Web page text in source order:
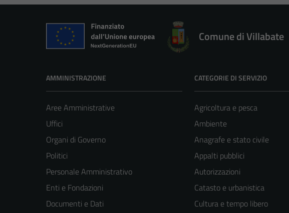
Comune di Villabate
AMMINISTRAZIONE
Aree Amministrative
Uffici
Organi di Governo
Politici
Personale Amministrativo
Enti e Fondazioni
Documenti e Dati
CATEGORIE DI SERVIZIO
Agricoltura e pesca
Ambiente
Anagrafe e stato civile
Appalti pubblici
Autorizzazioni
Catasto e urbanistica
Cultura e tempo libero